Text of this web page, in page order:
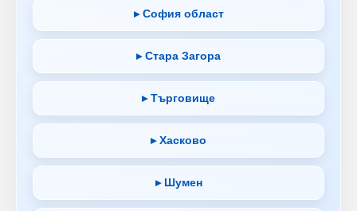
▸ София област
▸ Стара Загора
▸ Търговище
▸ Хасково
▸ Шумен